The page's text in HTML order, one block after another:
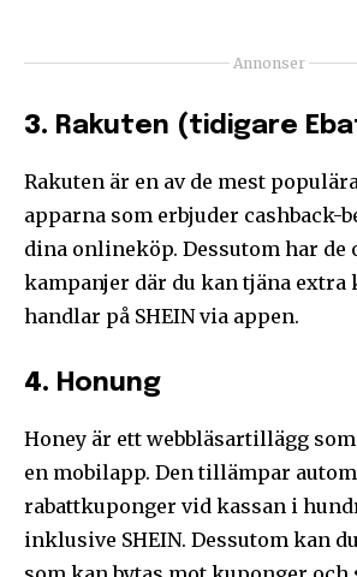
Annonser
3. Rakuten (tidigare
Rakuten är en av de mest
apparna som erbjuder cashback-
dina onlineköp. Dessutom har de
kampanjer där du kan tjäna extra
handlar på SHEIN via appen.
4. Honung
Honey är ett webbläsartillägg
en mobilapp. Den tillämpar
rabattkuponger vid kassan i
inklusive SHEIN. Dessutom kan